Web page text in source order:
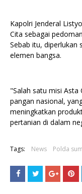
Kapolri Jenderal
Cita sebagai
Sebab itu, diperlukan
elemen bangsa.
"Salah satu misi Asta
pangan nasional,
meningkatkan
pertanian di dalam
Tags: News Polda